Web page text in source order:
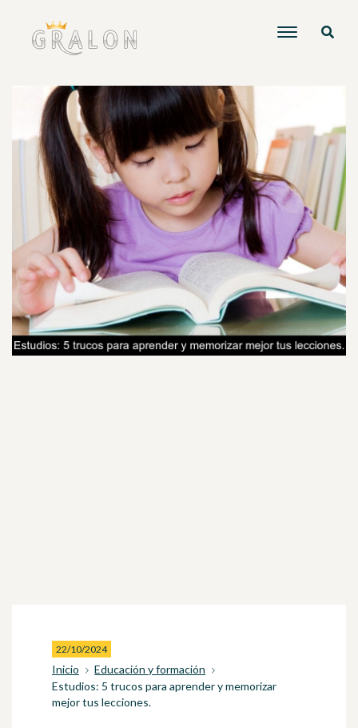
22/10/2024
Inicio
Educación y formación
Estudios: 5 trucos para aprender y memorizar
mejor tus lecciones.